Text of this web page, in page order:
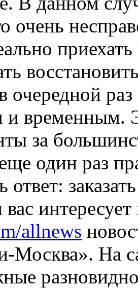
очень
очередной
временным.
за
один раз
ответ:
вас
allnews
Москва». На